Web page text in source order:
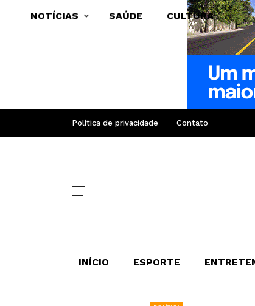
Política de privacidade Contato
INÍCIO ESPORTE
NOTÍCIAS SAÚDE CULTURA